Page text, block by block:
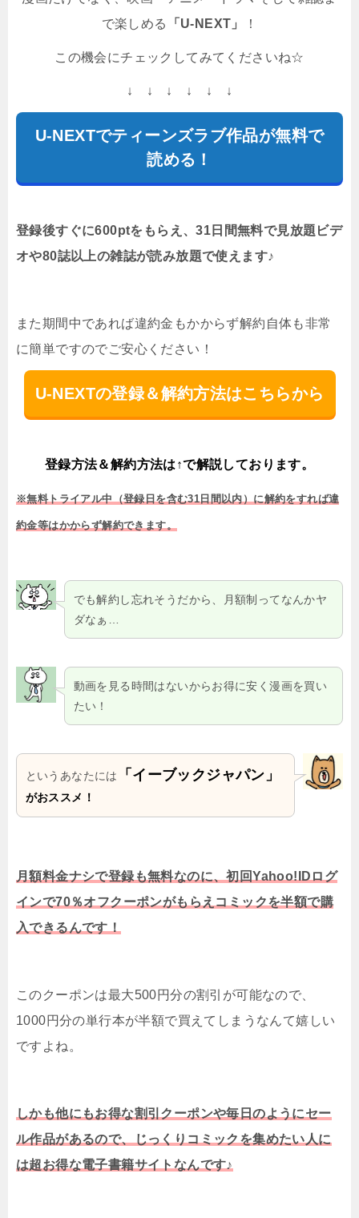
で楽しめる
「U-NEXT」 ！
この機会にチェックしてみてくださいね☆
↓ ↓ ↓ ↓ ↓ ↓
U-NEXTでティーンズラブ作品が無料で
読める！
登録後すぐに600ptをもらえ、31日間無料で見放題ビデ
オや80誌以上の雑誌が読み放題で使えます♪
また期間中であれば違約金もかからず解約自体も非常
に簡単ですのでご安心ください！
U-NEXTの登録＆解約方法はこちらから
登録方法＆解約方法は↑で解説しております。
※無料トライアル中（登録日を含む31日間以内）に解約をすれば違
約金等はかからず解約できます。
でも解約し忘れそうだから、月額制ってなんかヤ
ダなぁ…
動画を見る時間はないからお得に安く漫画を買い
たい！
というあなたには 「イーブックジャパン」
がおススメ！
月額料金ナシで登録も無料なのに、初回Yahoo!IDログ
インで70％オフクーポンがもらえコミックを半額で購
入できるんです！
このクーポンは最大500円分の割引が可能なので、
1000円分の単行本が半額で買えてしまうなんて嬉しい
ですよね。
しかも他にもお得な割引クーポンや毎日のようにセー
ル作品があるので、じっくりコミックを集めたい人に
は超お得な電子書籍サイトなんです♪